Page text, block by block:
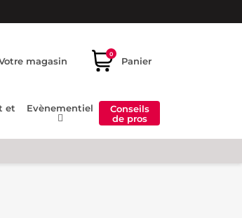
magasin
0
Panier
et
Evènementiel
Conseils
de pros